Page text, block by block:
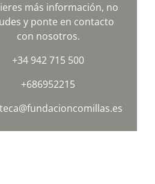
más información, no
y ponte en contacto
con nosotros.
+34 942 715 500
+686952215